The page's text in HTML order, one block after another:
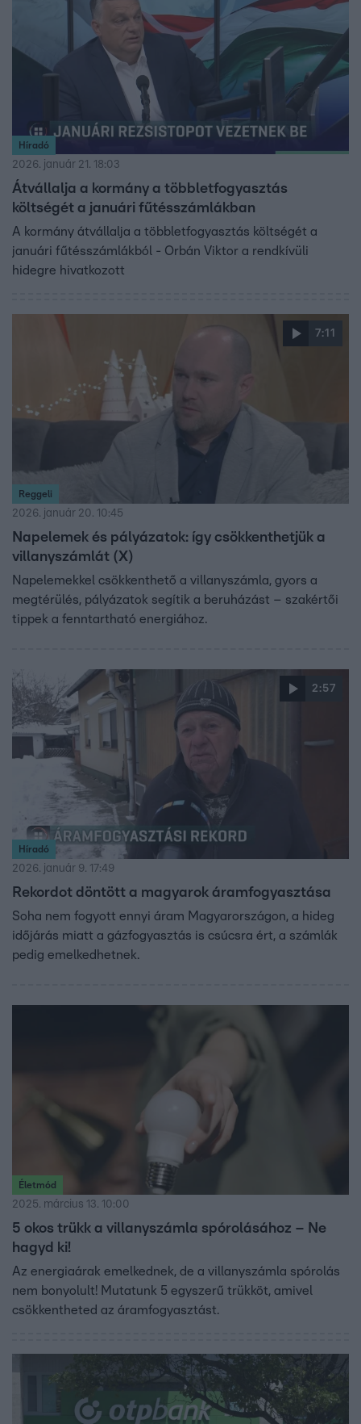
fogyasztási sáv bevezetése, vagy akár az áfa ideiglenes
csökkentése a téli hónapokban.
Híradó
2026. január 21. 18:03
Átvállalja a kormány a többletfogyasztás
költségét a januári fűtésszámlákban
A kormány átvállalja a többletfogyasztás költségét a
januári fűtésszámlákból - Orbán Viktor a rendkívüli
hidegre hivatkozott
7:11
Reggeli
2026. január 20. 10:45
Napelemek és pályázatok: így csökkenthetjük a
villanyszámlát (X)
Napelemekkel csökkenthető a villanyszámla, gyors a
megtérülés, pályázatok segítik a beruházást – szakértői
tippek a fenntartható energiához.
2:57
Híradó
2026. január 9. 17:49
Rekordot döntött a magyarok áramfogyasztása
Soha nem fogyott ennyi áram Magyarországon, a hideg
időjárás miatt a gázfogyasztás is csúcsra ért, a számlák
pedig emelkedhetnek.
Életmód
2025. március 13. 10:00
5 okos trükk a villanyszámla spórolásához – Ne
hagyd ki!
Az energiaárak emelkednek, de a villanyszámla spórolás
nem bonyolult! Mutatunk 5 egyszerű trükköt, amivel
csökkentheted az áramfogyasztást.